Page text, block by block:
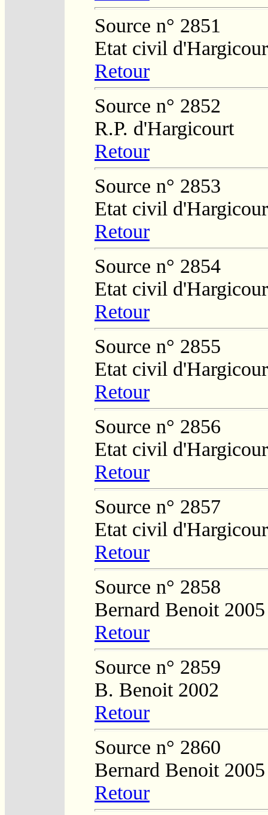
Source n° 2851
Etat civil
Retour
Source n° 2852
R.P. d'Hargicourt
Retour
Source n° 2853
Etat civil
Retour
Source n° 2854
Etat civil
Retour
Source n° 2855
Etat civil
Retour
Source n° 2856
Etat civil
Retour
Source n° 2857
Etat civil
Retour
Source n° 2858
Bernard Benoit 2005
Retour
Source n° 2859
B. Benoit 2002
Retour
Source n° 2860
Bernard Benoit 2005
Retour